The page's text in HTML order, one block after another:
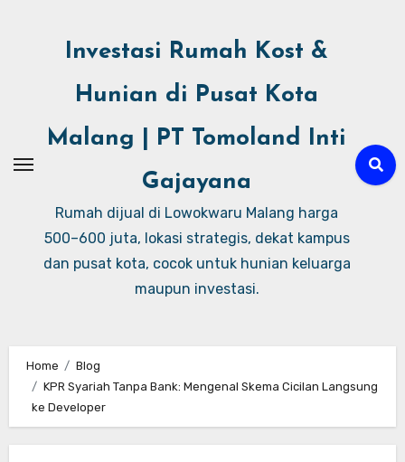
Investasi Rumah Kost &
Hunian di Pusat Kota
Malang | PT Tomoland Inti
Gajayana
Rumah dijual di Lowokwaru Malang harga
500–600 juta, lokasi strategis, dekat kampus
dan pusat kota, cocok untuk hunian keluarga
maupun investasi.
Home
Blog
KPR Syariah Tanpa Bank: Mengenal Skema Cicilan Langsung
ke Developer